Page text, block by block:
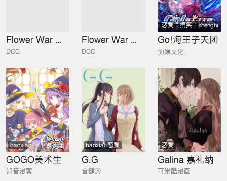
Flower War 第三季
DCC
Flower War 第一季
DCC
恋爱 搞笑 shenghuo
Go!海王子天团
仙娱文化
baoxiao
GOGO美术生
知音漫客
baoxiao恋爱
G.G
曾健游
恋爱
Galina 嘉礼纳
可米酷漫画